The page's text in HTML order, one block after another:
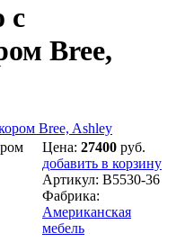
с
Bree,
Цена: 27400 руб.
добавить в корзину
Артикул: B5530-36
Фабрика:
Американская
мебель